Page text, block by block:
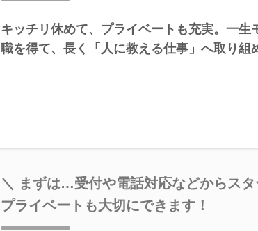
キッチリ休めて、プライベートも充実。一生
職を得て、長く「人に教える仕事」へ取り組
＼ まずは…受付や電話対応などからスタ
プライベートも大切にできます！